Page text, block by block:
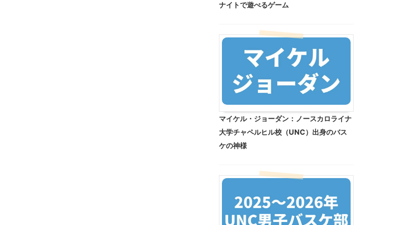
ナイトで遊べるゲーム
マイケル・ジョーダン：ノースカロライナ
大学チャペルヒル校（UNC）出身のバス
ケの神様